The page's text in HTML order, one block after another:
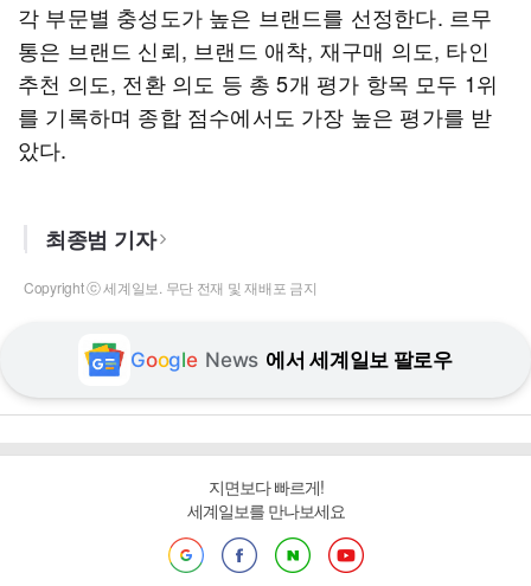
각 부문별 충성도가 높은 브랜드를 선정한다. 르무
통은 브랜드 신뢰, 브랜드 애착, 재구매 의도, 타인
추천 의도, 전환 의도 등 총 5개 평가 항목 모두 1위
를 기록하며 종합 점수에서도 가장 높은 평가를 받
았다.
최종범 기자
Copyright ⓒ 세계일보. 무단 전재 및 재배포 금지
Google News 에서 세계일보 팔로우
지면보다 빠르게!
세계일보를 만나보세요